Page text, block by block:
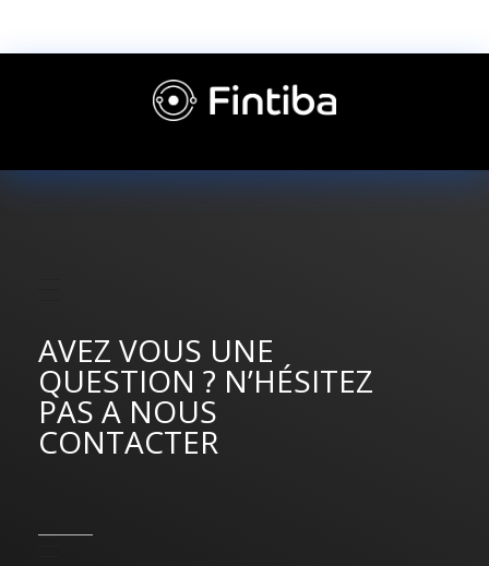
AVEZ VOUS UNE
QUESTION ? N’HÉSITEZ
PAS A NOUS
CONTACTER